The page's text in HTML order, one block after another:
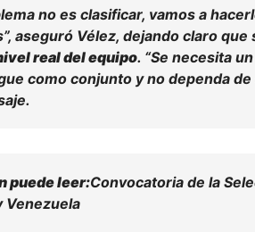
no es clasificar, vamos a
aseguró Vélez, dejando claro
real del equipo. “Se necesita
como conjunto y no dependa
puede leer:Convocatoria de la
Venezuela